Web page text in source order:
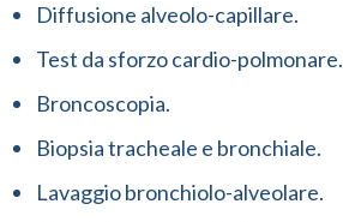
Diffusione alveolo-capillare.
Test da sforzo cardio-polmonare.
Broncoscopia.
Biopsia tracheale e bronchiale.
Lavaggio bronchiolo-alveolare.